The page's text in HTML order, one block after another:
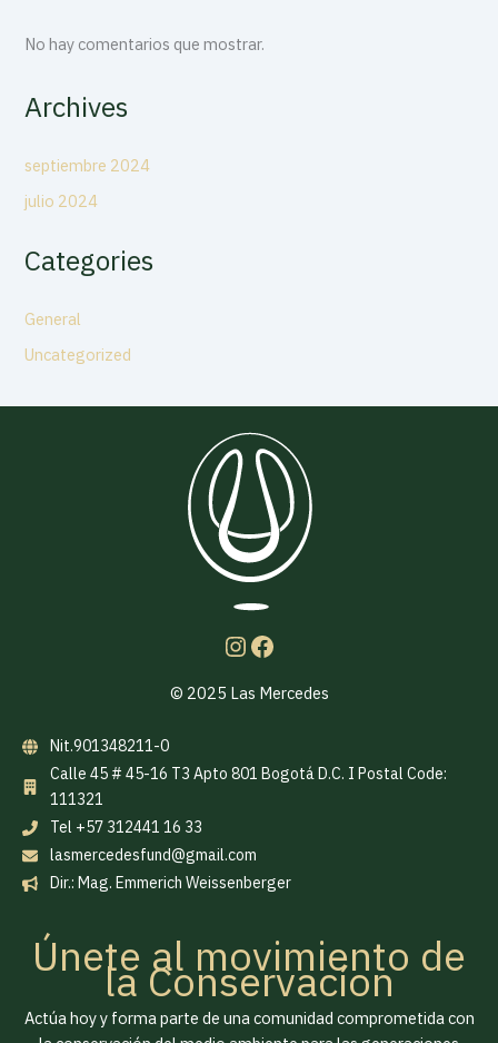
No hay comentarios que mostrar.
Archives
septiembre 2024
julio 2024
Categories
General
Uncategorized
© 2025 Las Mercedes
Nit.901348211-0
Calle 45 # 45-16 T3 Apto 801 Bogotá D.C. I Postal Code:
111321
Tel +57 312441 16 33
lasmercedesfund@gmail.com
Dir.: Mag. Emmerich Weissenberger
Únete al movimiento de
la Conservacíon
Actúa hoy y forma parte de una comunidad comprometida con